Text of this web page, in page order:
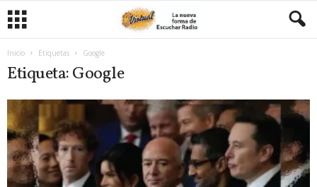
Inicio Etiquetas Google
Etiqueta: Google